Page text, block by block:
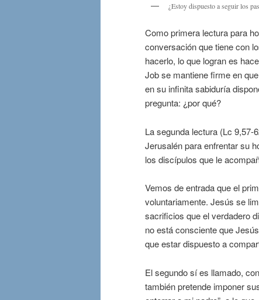
¿Estoy dispuesto a seguir los
Como primera lectura para
conversación que tiene con
hacerlo, lo que logran es
Job se mantiene firme en
en su infinita sabiduría
pregunta: ¿por qué?
La segunda lectura (Lc 9,57-
Jerusalén para enfrentar su
los discípulos que le
Vemos de entrada que el
voluntariamente. Jesús se
sacrificios que el verdadero
no está consciente que
que estar dispuesto a
El segundo sí es llamado,
también pretende imponer